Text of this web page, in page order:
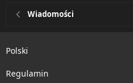
Wiadomości
Polski
Regulamin